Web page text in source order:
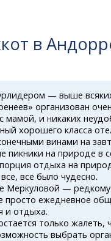
в
— выше
организован
и никаких
хорошего класса
винами на
пикники на природе в
отдыха на
все было чудесно.
Меркуловой —
просто ежедневное
и отдыха.
только жалеть,
выбрать